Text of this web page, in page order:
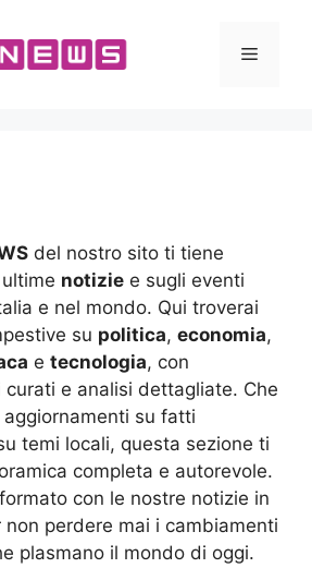
Menu
del nostro sito ti tiene
notizie e sugli eventi
e nel mondo. Qui troverai
su politica, economia,
e tecnologia, con
e analisi dettagliate. Che
su fatti
temi locali, questa sezione ti
completa e autorevole.
con le nostre notizie in
perdere mai i cambiamenti
plasmano il mondo di oggi.